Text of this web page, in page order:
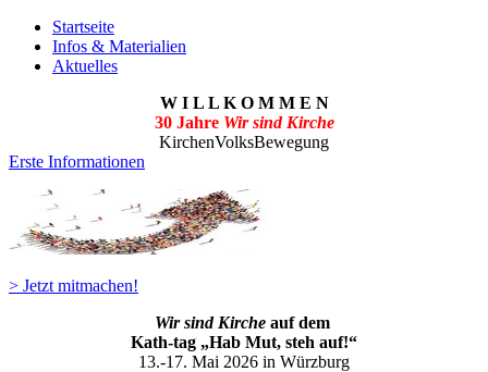
Startseite
Infos & Materialien
Aktuelles
W I L L K O M M E N
30 Jahre Wir sind Kirche
KirchenVolksBewegung
Erste Informationen
> Jetzt mitmachen!
Wir sind Kirche auf dem
Kath-tag „Hab Mut, steh auf!“
13.-17. Mai 2026 in Würzburg